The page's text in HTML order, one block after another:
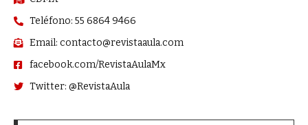
Teléfono: 55 6864 9466
Email: contacto@revistaaula.com
facebook.com/RevistaAulaMx
Twitter: @RevistaAula